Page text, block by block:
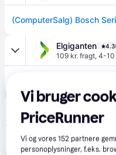
Elgiganten 4.3
109 kr. fragt, 4-10
Bosch
349 kr. fragt,1-3
Vi bruger
PriceRunner
Vi og vores152 partnere
personoplysninger, f.eks.